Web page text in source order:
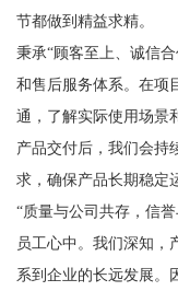
节都做到精益求精。
秉承“顾客至上、诚信
和售后服务体系。在项
通，了解实际使用场景
产品交付后，我们会持
求，确保产品长期稳定
“质量与公司共存，信
员工心中。我们深知，
系到企业的长远发展。